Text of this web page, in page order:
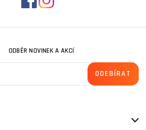
ODBĚR NOVINEK A AKCÍ